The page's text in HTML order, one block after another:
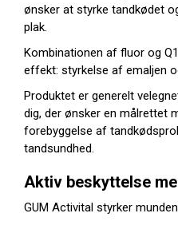
ønsker at styrke tandkødet
plak.
Kombinationen af fluor og
effekt: styrkelse af emaljen
Produktet er generelt
dig, der ønsker en målrettet
forebyggelse af
tandsundhed.
Aktiv beskyttelse
GUM Activital styrker